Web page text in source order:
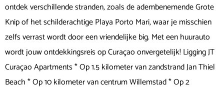
ontdek verschillende stranden, zoals de adembenemende Grote
Knip of het schilderachtige Playa Porto Mari, waar je misschien
zelfs verrast wordt door een vriendelijke big. Met een huurauto
wordt jouw ontdekkingsreis op Curaçao onvergetelijk! Ligging JT
Curaçao Apartments * Op 1.5 kilometer van zandstrand Jan Thiel
Beach * Op 10 kilometer van centrum Willemstad * Op 2